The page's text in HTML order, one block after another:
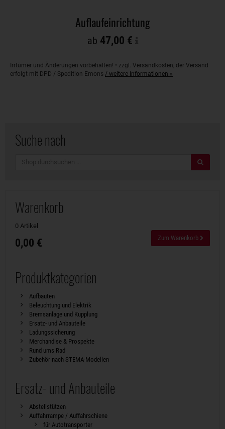
Auflaufeinrichtung
ab 47,00 €
Irrtümer und Änderungen vorbehalten! • zzgl. Versandkosten, der Versand
erfolgt mit DPD / Spedition Emons / weitere Informationen »
Suche nach
Warenkorb
0 Artikel
0,00 € Zum Warenkorb
Produktkategorien
Aufbauten
Beleuchtung und Elektrik
Bremsanlage und Kupplung
Ersatz- und Anbauteile
Ladungssicherung
Merchandise & Prospekte
Rund ums Rad
Zubehör nach STEMA-Modellen
Ersatz- und Anbauteile
Abstellstützen
Auffahrrampe / Auffahrschiene
für Autotransporter